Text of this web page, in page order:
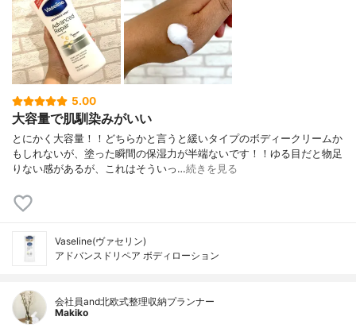
5.00
大容量で肌馴染みがいい
とにかく大容量！！どちらかと言うと緩いタイプのボディークリームか
もしれないが、塗った瞬間の保湿力が半端ないです！！ゆる目だと物足
りない感があるが、これはそういっ…続きを見る
Vaseline(ヴァセリン)
アドバンスドリペア ボディローション
会社員and北欧式整理収納プランナー
Makiko